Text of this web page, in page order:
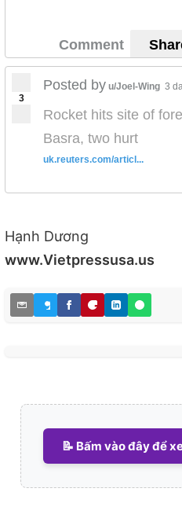
Comment
3
Posted by u/Joel-Wing 3
Rocket hits site of
Basra, two hurt
uk.reuters.com/articl...
Hạnh Dương
www.Vietpressusa.us
📝 Bấm vào đây để